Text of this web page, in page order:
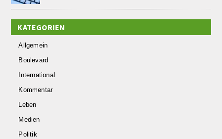
KATEGORIEN
Allgemein
Boulevard
International
Kommentar
Leben
Medien
Politik